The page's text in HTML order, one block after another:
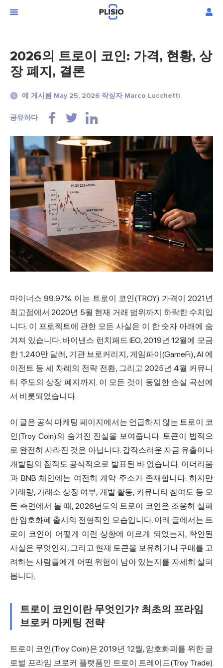
2026의 트로이 코인: 가격, 현황, 상
장 폐지, 결론
에 게시됨 May 25, 2026 작성자 Marco Lucchetti
공유하다
마이너스 99.97%. 이는 트로이 코인(TROY) 가격이 2021년
최고점에서 2020년 5월 현재 거래 범위까지 하락한 수치입
니다. 이 프로젝트에 관한 모든 사실은 이 한 숫자 아래에 숨
겨져 있습니다. 바이낸스 런치패드 IEO, 2019년 12월에 모금
한 1,240만 달러, 기관 브로커리지, 게임파이(GameFi), AI 에
이전트 등 세 차례의 전략 전환, 그리고 2025년 4월 커뮤니
티 주도의 상장 폐지까지. 이 모든 것이 동일한 손실 곡선에
서 비롯되었습니다.
이 글은 공식 마케팅 페이지에서는 언급하지 않는 트로이 코
인(Troy Coin)의 숨겨진 진실을 보여줍니다. 토큰이 법적으
로 완전히 사라진 것은 아닙니다. 갑작스러운 자금 유출이나
개발팀의 잠적도 공식적으로 발표된 바 없습니다. 이더리움
과 BNB 체인에는 여전히 계약 주소가 존재합니다. 하지만
거래량, 거래소 상장 여부, 개발 활동, 커뮤니티 참여도 등 모
든 측면에서 볼 때, 2026년도의 트로이 코인은 조용히 실패
한 암호화폐 출시의 전형적인 모습입니다. 아래 글에서는 트
로이 코인이 어떻게 이런 상황에 이르게 되었는지, 확인된
사실은 무엇인지, 그리고 현재 토큰을 보유하거나 구매를 고
려하는 사람들에게 어떤 위험이 남아 있는지를 자세히 살펴
봅니다.
트로이 코인이란 무엇인가? 최초의 프라임
브로커 마케팅 전략
트로이 코인(Troy Coin)은 2019년 12월, 암호화폐를 위한 글
로벌 프라임 브로커 플랫폼인 트로이 트레이드(Troy Trade)